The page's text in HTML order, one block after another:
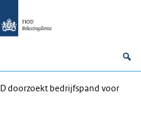
doorzoekt bedrijfspand voor